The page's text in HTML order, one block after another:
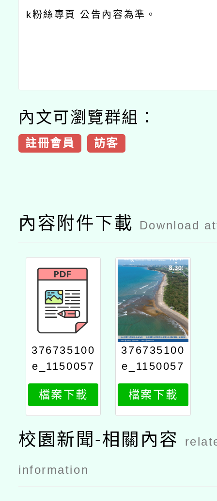
k粉絲專頁 公告內容為準。
內文可瀏覽群組：
註冊會員 訪客
內容附件下載 Download
376735100
e_1150057
037_attach
2
檔案下載
376735100
e_1150057
037_attach
1
檔案下載
校園新聞-相關內容
information